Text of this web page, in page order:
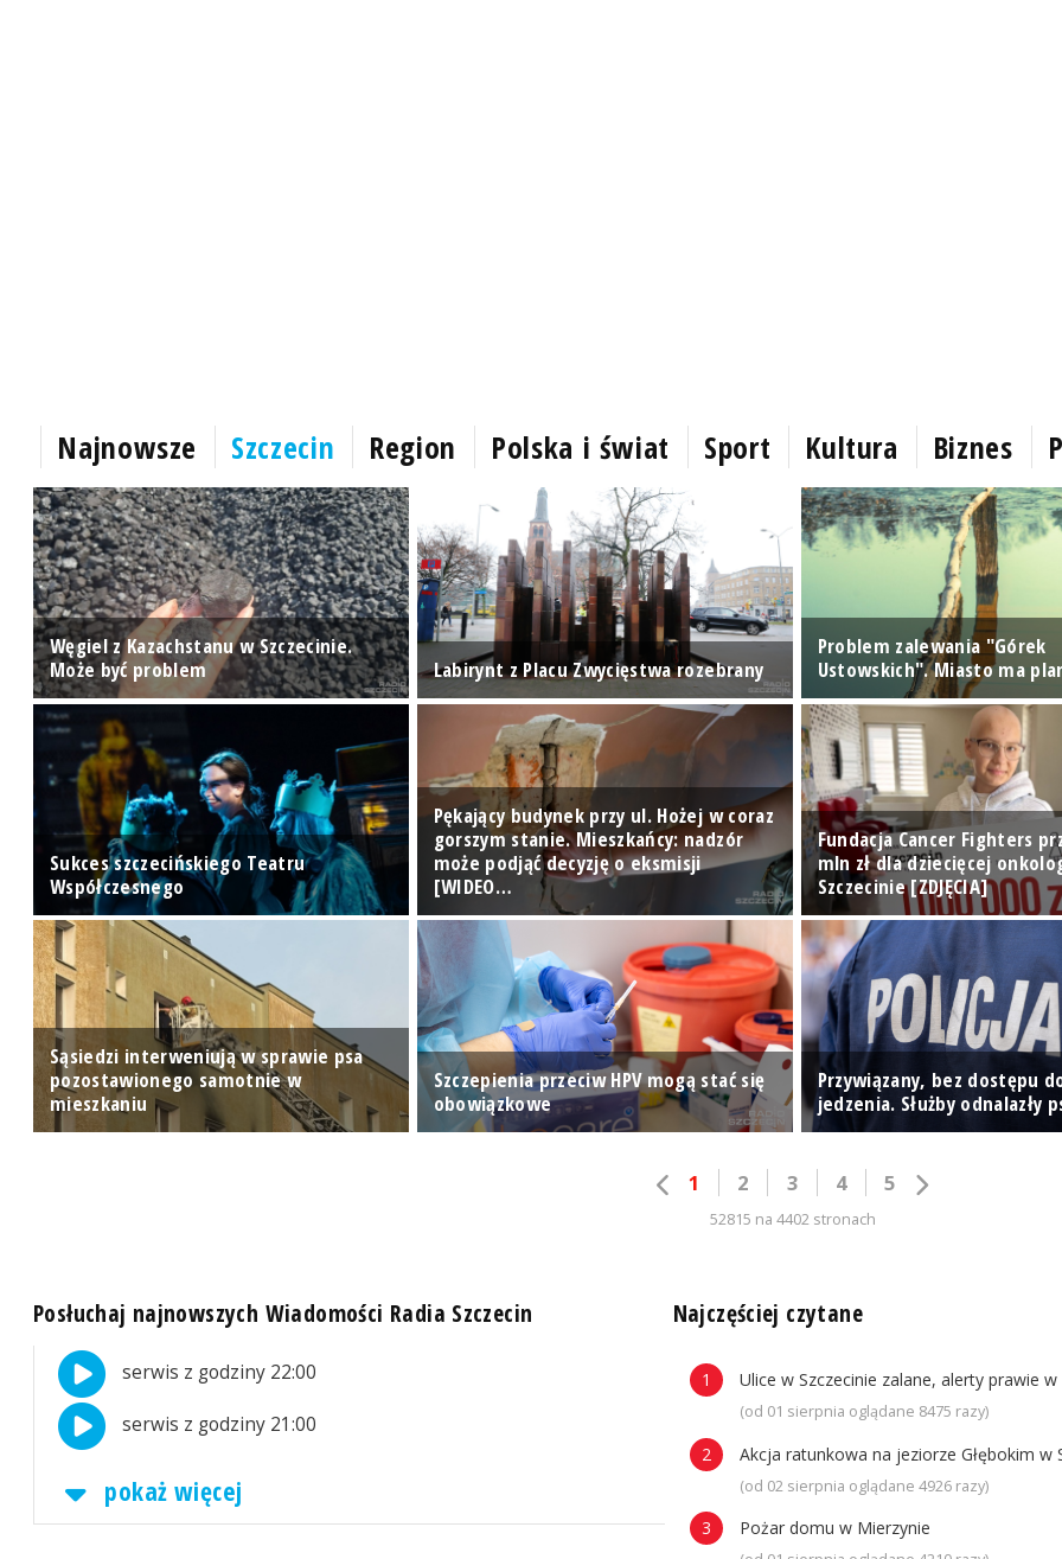
Najnowsze Szczecin Region Polska i świat Sport Kultura Biznes
Węgiel z Kazachstanu w Szczecinie.
Może być problem
Labirynt z Placu Zwycięstwa rozebrany
Problem zalewania "Górek
Ustowskich". Miasto ma
Sukces szczecińskiego Teatru
Współczesnego
Pękający budynek przy ul. Hożej w coraz
gorszym stanie. Mieszkańcy: nadzór
może podjąć decyzję o eksmisji
[WIDEO…
Fundacja Cancer Fighters
mln zł dla dziecięcej
Szczecinie [ZDJĘCIA]
Sąsiedzi interweniują w sprawie psa
pozostawionego samotnie w
mieszkaniu
Szczepienia przeciw HPV mogą stać się
obowiązkowe
Przywiązany, bez dostępu
jedzenia. Służby odnalazły
1 2 3 4 5
52815 na 4402 stronach
Posłuchaj najnowszych Wiadomości Radia Szczecin
serwis z godziny 22:00
serwis z godziny 21:00
pokaż więcej
Najczęściej czytane
Ulice w Szczecinie zalane, alerty prawie w
(od 01 sierpnia oglądane 8475 razy)
Akcja ratunkowa na jeziorze Głębokim w
(od 02 sierpnia oglądane 4926 razy)
Pożar domu w Mierzynie